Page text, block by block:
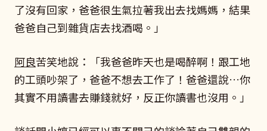
了沒有回家，爸爸很生氣拉著我出去找媽媽，結果
爸爸自己到雜貨店去找酒喝。」
阿良苦笑地說：「我爸爸昨天也是喝醉啊！跟工地
的工頭吵架了，爸爸不想去工作了！爸爸還說…你
其實不用讀書去賺錢就好，反正你讀書也沒用。」